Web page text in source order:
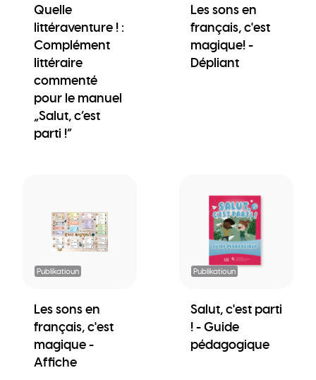
Quelle
littéraventure ! :
Complément
littéraire
commenté
pour le manuel
„Salut, c’est
parti !“
Les sons en
français, c'est
magique! -
Dépliant
Publikatioun
Les sons en
français, c'est
magique -
Affiche
Publikatioun
Salut, c'est parti
! - Guide
pédagogique